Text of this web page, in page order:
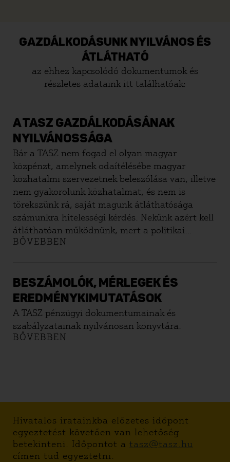
GAZDÁLKODÁSUNK NYILVÁNOS ÉS
ÁTLÁTHATÓ
az ehhez kapcsolódó dokumentumok és
részletes adataink itt találhatóak:
A TASZ GAZDÁLKODÁSÁNAK
NYILVÁNOSSÁGA
Bár a TASZ nem fogad el olyan magyar
közpénzt, amelynek odaítélésébe magyar
közhatalmi szervezetnek beleszólása van, illetve
nem gyakorolunk közhatalmat, és nem is
törekszünk rá, saját magunk átláthatósága
számunkra hitelességi kérdés. Nekünk azért kell
átláthatóan működnünk, mert a politikai
nyilvánosság részeként tevékenykedünk,
közösségének problémáival foglalkozunk, csak
egy átláthatóan működő TASZ munkájának a
hitelességét tudják megítélni.
BŐVEBBEN
BESZÁMOLÓK, MÉRLEGEK ÉS
EREDMÉNYKIMUTATÁSOK
A TASZ pénzügyi dokumentumainak és
szabályzatainak nyilvánosan könyvtára.
BŐVEBBEN
Hivatalos iratainkba előzetes időpont
egyeztetést követően van lehetőség
betekinteni. Időpontot a tasz@tasz.hu
címen tud egyeztetni.